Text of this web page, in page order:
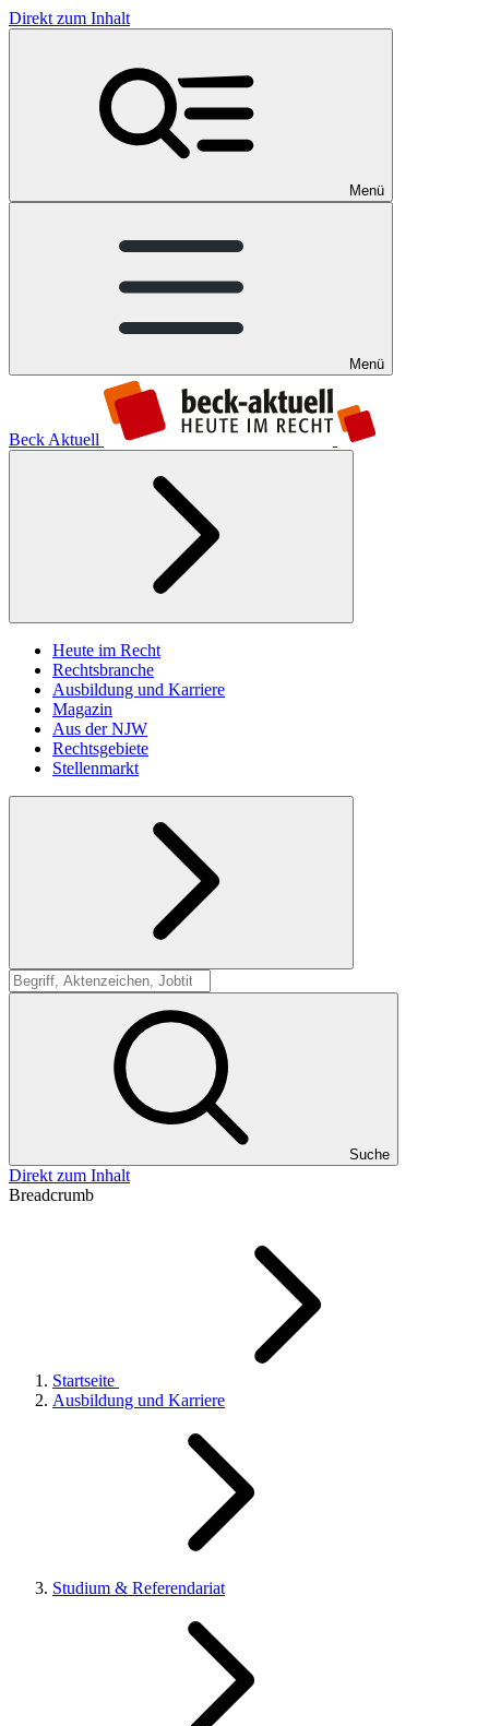
Direkt zum Inhalt
Menü
Menü
Beck Aktuell
Heute im Recht
Rechtsbranche
Ausbildung und Karriere
Magazin
Aus der NJW
Rechtsgebiete
Stellenmarkt
Suche
Suche
Direkt zum Inhalt
Breadcrumb
Startseite
Ausbildung und Karriere
Studium & Referendariat